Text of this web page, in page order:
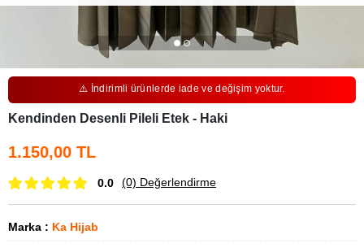
⚠️ İndirimli ürünlerde iade ve değişim yoktur.
Kendinden Desenli Pileli Etek - Haki
1.150,00 TL
0.0 (0) Değerlendirme
Marka : Ka Hijab